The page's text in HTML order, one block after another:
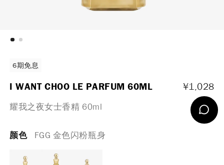
6期免息
I WANT CHOO LE PARFUM 60ML ¥1,028
耀我之夜女士香精 60ml
颜色 FGG 金色闪粉瓶身